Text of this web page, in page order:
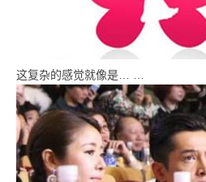
这复杂的感觉就像是… …